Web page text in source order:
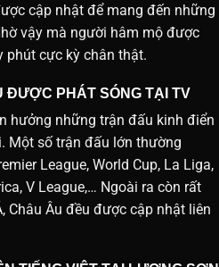
cập nhật để mang đến những
vậy mà người hâm mộ được
phút cực kỳ chân thật.
PHÁT SÓNG TẠI TV
hưởng những trận đấu kinh điển
Một số trận đấu lớn thường
League, World Cup, La Liga,
V League,… Ngoài ra còn rất
Châu Âu đều được cập nhật liên